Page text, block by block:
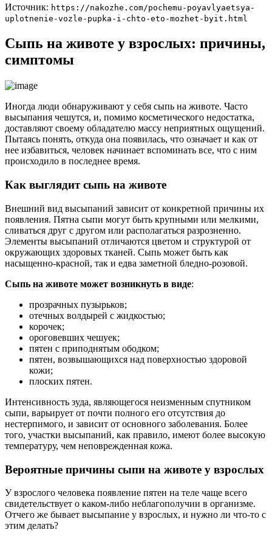
Источник: https://nakozhe.com/pochemu-poyavlyaetsya-
uplotnenie-vozle-pupka-i-chto-eto-mozhet-byit.html
Сыпь на животе у взрослых: причины,
симптомы
Иногда люди обнаруживают у себя сыпь на животе. Часто
высыпания чешутся, и, помимо косметического недостатка,
доставляют своему обладателю массу неприятных ощущений.
Пытаясь понять, откуда она появилась, что означает и как от
нее избавиться, человек начинает вспоминать все, что с ним
происходило в последнее время.
Как выглядит сыпь на животе
Внешний вид высыпаний зависит от конкретной причины их
появления. Пятна сыпи могут быть крупными или мелкими,
сливаться друг с другом или располагаться разрозненно.
Элементы высыпаний отличаются цветом и структурой от
окружающих здоровых тканей. Сыпь может быть как
насыщенно-красной, так и едва заметной бледно-розовой.
Сыпь на животе может возникнуть в виде:
прозрачных пузырьков;
отечных волдырей с жидкостью;
корочек;
ороговевших чешуек;
пятен с приподнятым ободком;
пятен, возвышающихся над поверхностью здоровой
кожи;
плоских пятен.
Интенсивность зуда, являющегося неизменным спутником
сыпи, варьирует от почти полного его отсутствия до
нестерпимого, и зависит от основного заболевания. Более
того, участки высыпаний, как правило, имеют более высокую
температуру, чем неповрежденная кожа.
Вероятные причины сыпи на животе у взрослых
У взрослого человека появление пятен на теле чаще всего
свидетельствует о каком-либо неблагополучии в организме.
Отчего же бывает высыпание у взрослых, и нужно ли что-то с
этим делать?